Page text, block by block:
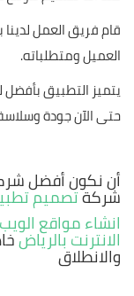
قام فريق العمل
العميل ومتطلباته.
يتميز التطبيق
حتى الآن جودة
أن نكون أفضل
شركةتصميم
انشاء مواقع
الانترنت بالرياض
والانطلاق